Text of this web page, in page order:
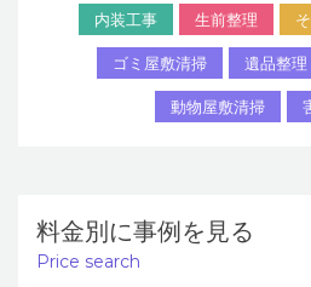
内装工事 生前整理
ゴミ屋敷清掃 遺品整理
動物屋敷清掃
料金別に事例を見る
Price search